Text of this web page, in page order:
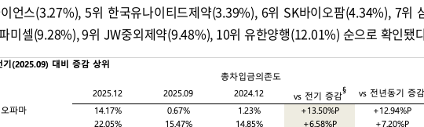
언스(3.27%), 5위 한국유나이티드제약(3.39%), 6위 SK바이오팜(4.34%), 7위
미셀(9.28%), 9위 JW중외제약(9.48%), 10위 유한양행(12.01%) 순으로 확인됐